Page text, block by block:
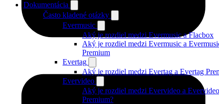
Dokumentácia
Často kladené otázky
Evermusic
Aký je rozdiel medzi Evermusic a Flacbox
Aký je rozdiel medzi Evermusic a
Premium
Evertag
Aký je rozdiel medzi Evertag a Evertag
Evervideo
Aký je rozdiel medzi Evervideo a Evervideo
Premium?